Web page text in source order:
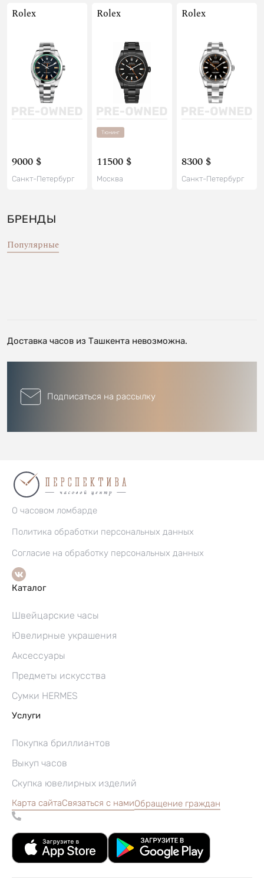
Rolex
9000 $
Санкт-Петербург
Rolex
Тюнинг
11500 $
Москва
Rolex
8300 $
Санкт-Петербург
БРЕНДЫ
Популярные
Доставка часов из Ташкента невозможна.
Подписаться на рассылку
О часовом ломбарде
Политика обработки персональных данных
Согласие на обработку персональных данных
Каталог
Швейцарские часы
Ювелирные украшения
Аксессуары
Предметы искусства
Сумки HERMES
Услуги
Покупка бриллиантов
Выкуп часов
Скупка ювелирных изделий
Карта сайтаСвязаться с намиОбращение граждан